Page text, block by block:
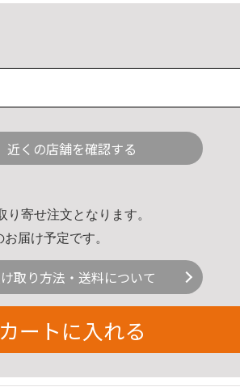
近くの店舗を確認する
り寄せ注文となります。
届け予定です。
取り方法・送料について
カートに入れる